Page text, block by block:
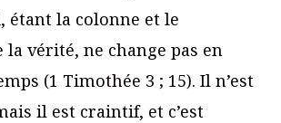
étant la colonne et le
la vérité, ne change pas en
(1 Timothée 3 ; 15). Il n’est
il est craintif, et c’est